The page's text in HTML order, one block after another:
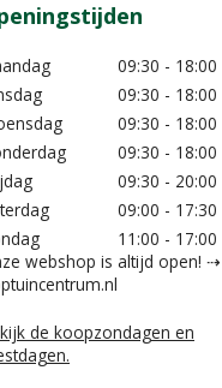
09:30 - 18:00
09:30 - 18:00
09:30 - 18:00
09:30 - 18:00
09:30 - 20:00
09:00 - 17:30
11:00 - 17:00
webshop is altijd open! ⇢
de koopzondagen en